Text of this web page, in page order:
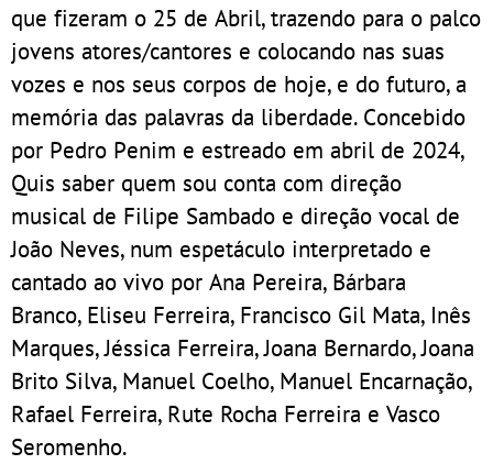
que fizeram o 25 de Abril, trazendo para o palco
jovens atores/cantores e colocando nas suas
vozes e nos seus corpos de hoje, e do futuro, a
memória das palavras da liberdade. Concebido
por Pedro Penim e estreado em abril de 2024,
Quis saber quem sou conta com direção
musical de Filipe Sambado e direção vocal de
João Neves, num espetáculo interpretado e
cantado ao vivo por Ana Pereira, Bárbara
Branco, Eliseu Ferreira, Francisco Gil Mata, Inês
Marques, Jéssica Ferreira, Joana Bernardo, Joana
Brito Silva, Manuel Coelho, Manuel Encarnação,
Rafael Ferreira, Rute Rocha Ferreira e Vasco
Seromenho.